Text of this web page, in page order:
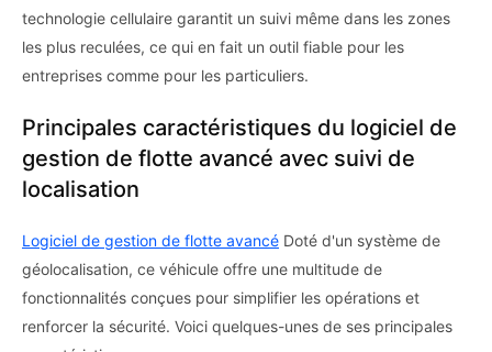
technologie cellulaire garantit un suivi même dans les zones
les plus reculées, ce qui en fait un outil fiable pour les
entreprises comme pour les particuliers.
Principales caractéristiques du logiciel de
gestion de flotte avancé avec suivi de
localisation
Logiciel de gestion de flotte avancé Doté d'un système de
géolocalisation, ce véhicule offre une multitude de
fonctionnalités conçues pour simplifier les opérations et
renforcer la sécurité. Voici quelques-unes de ses principales